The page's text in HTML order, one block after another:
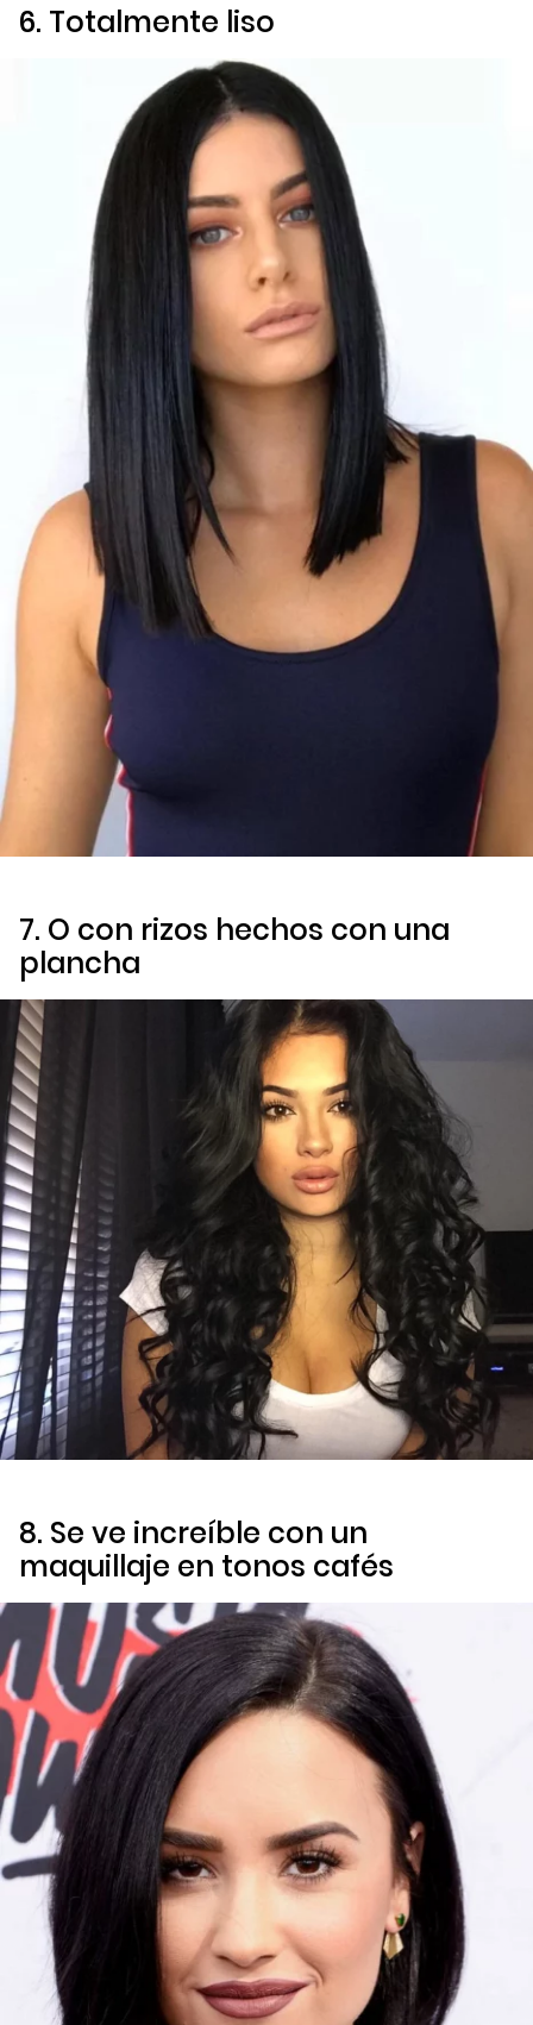
6. Totalmente liso
7. O con rizos hechos con una
plancha
8. Se ve increíble con un
maquillaje en tonos cafés